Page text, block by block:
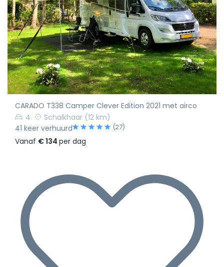
CARADO T338 Camper Clever Edition 2021 met airco
4
Schalkhaar (12 km)
41 keer verhuurd
(27)
Vanaf € 134 per dag